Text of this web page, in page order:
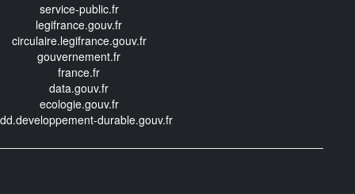
service-public.fr
legifrance.gouv.fr
circulaire.legifrance.gouv.fr
gouvernement.fr
france.fr
data.gouv.fr
ecologie.gouv.fr
durable.gouv.fr